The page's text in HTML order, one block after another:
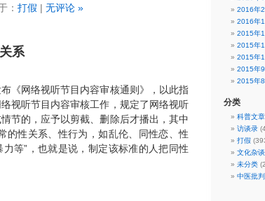
： 打假 | 无评论 »
系
《网络视听节目内容审核通则》，以此指
视听节目内容审核工作，规定了网络视听
节的，应予以剪截、删除后才播出，其中
的性关系、性行为，如乱伦、同性恋、性
等”，也就是说，制定该标准的人把同性
2016年2
2016年1
2015年
2015年
2015年
2015年9
2015年8
分类
科普文章
访谈录
打假
文化杂谈
未分类
中医批判